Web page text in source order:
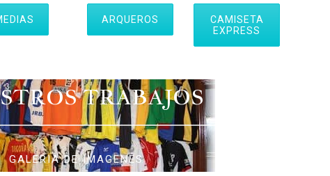
ARQUEROS
CAMISETA
EXPRESS
TRABAJOS
GALERIA DE IMAGENES